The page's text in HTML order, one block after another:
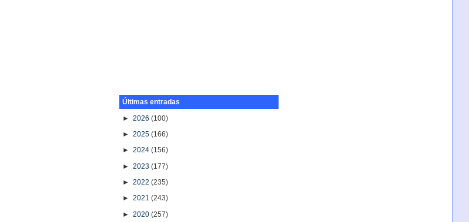
Últimas entradas
►2026(100)
►2025(166)
►2024(156)
►2023(177)
►2022(235)
►2021(243)
►2020(257)